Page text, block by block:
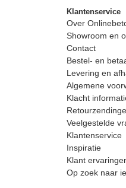
Klantenservice
Over
Showroom en
Contact
Bestel- en
Levering en
Algemene
Klacht
Veelgestelde
Klantenservice
Inspiratie
Klant
Op zoek naar